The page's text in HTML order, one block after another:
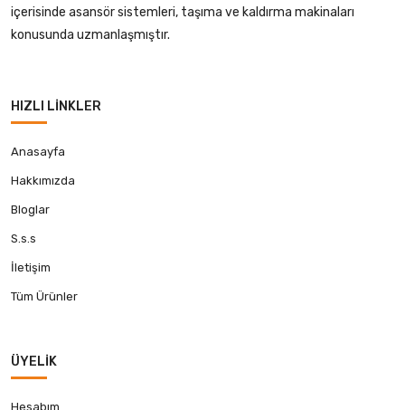
içerisinde asansör sistemleri, taşıma ve kaldırma makinaları
konusunda uzmanlaşmıştır.
HIZLI LINKLER
Anasayfa
Hakkımızda
Bloglar
S.s.s
İletişim
Tüm Ürünler
ÜYELIK
Hesabım